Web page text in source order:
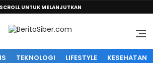
SCROLL UNTUK MELANJUTKAN
TEKNOLOGI LIFESTYLE KESEHATAN